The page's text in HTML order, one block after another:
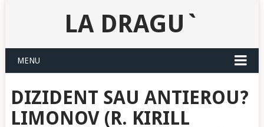
LA DRAGU`
MENU
DIZIDENT SAU ANTIEROU?
LIMONOV (R. KIRILL